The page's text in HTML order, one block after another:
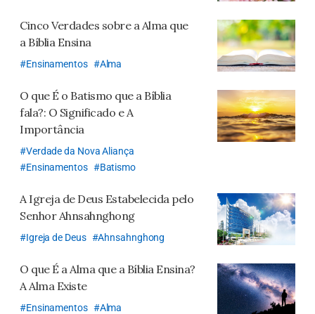
Cinco Verdades sobre a Alma que
a Bíblia Ensina
Ensinamentos Alma
O que É o Batismo que a Bíblia
fala?: O Significado e A
Importância
Verdade da Nova Aliança
Ensinamentos
Batismo
A Igreja de Deus Estabelecida pelo
Senhor Ahnsahnghong
Igreja de Deus Ahnsahnghong
O que É a Alma que a Bíblia Ensina?
A Alma Existe
Ensinamentos Alma